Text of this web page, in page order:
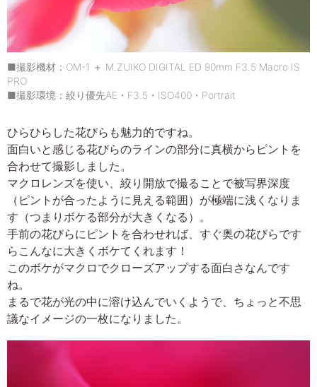
■撮影機材：OM-1 ＋ M.ZUIKO DIGITAL ED 90mm F3.5 Macro IS
PRO
■撮影環境：絞り優先AE・F3.5・ISO400・Portrait
ひらひらした花びらも魅力的ですね。
面白いと感じる花びらのラインの部分に真横からピントを
合わせて撮影しました。
マクロレンズを使い、絞り開放で撮ることで被写界深度
（ピントが合ったように見える範囲）が極端に浅くなりま
す（つまりボケる部分が大きくなる）。
手前の花びらにピントを合わせれば、すぐ奥の花びらです
らこんなに大きくボケてくれます！
このボケがマクロでクローズアップする面白さなんです
ね。
まるで花が光の中に溶け込んでいくようで、ちょっと不思
議なイメージの一枚になりました。